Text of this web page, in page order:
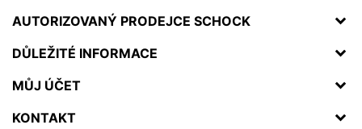
AUTORIZOVANÝ PRODEJCE SCHOCK
DŮLEŽITÉ INFORMACE
MŮJ ÚČET
KONTAKT